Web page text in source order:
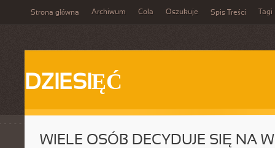
Strona główna Archiwum Cola Oszukuje Spis Treści Tagi
DZIESIĘĆ
WIELE OSÓB DECYDUJE SIĘ NA